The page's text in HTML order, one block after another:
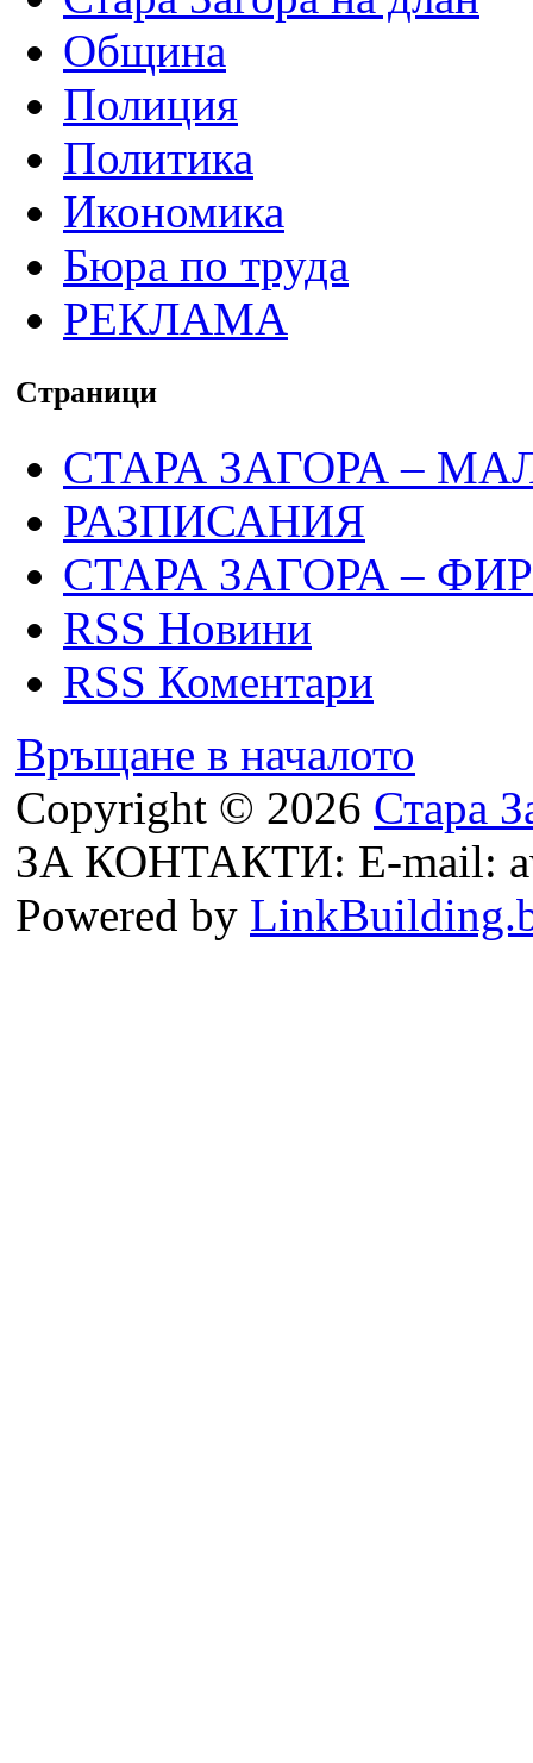
Община
Полиция
Политика
Икономика
Бюра по труда
РЕКЛАМА
Страници
СТАРА ЗАГОРА –
РАЗПИСАНИЯ
СТАРА ЗАГОРА –
RSS Новини
RSS Коментари
Връщане в началото
Copyright © 2026 Стара
ЗА КОНТАКТИ: E-mail:
Powered by